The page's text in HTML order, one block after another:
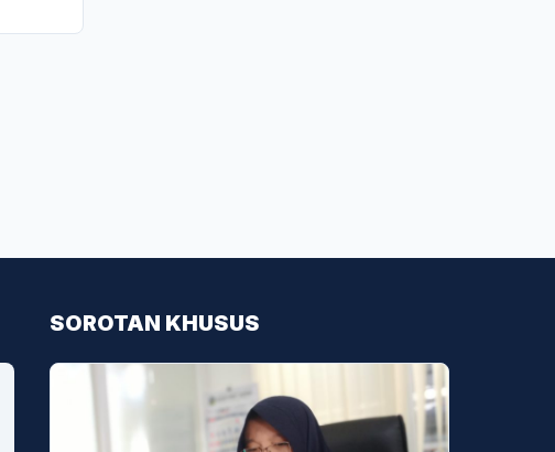
SOROTAN KHUSUS